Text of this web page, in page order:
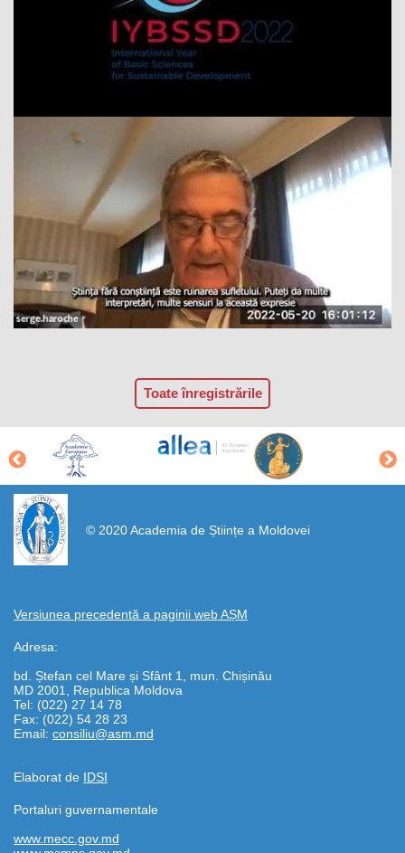
Toate înregistrările
© 2020 Academia de Științe a Moldovei
Versiunea precedentă a paginii web AȘM
Adresa:
bd. Ștefan cel Mare și Sfânt 1, mun. Chișinău
MD 2001, Republica Moldova
Tel: (022) 27 14 78
Fax: (022) 54 28 23
Email: consiliu@asm.md
Elaborat de IDSI
https://propletenie.ru/
Portaluri guvernamentale
www.mecc.gov.md